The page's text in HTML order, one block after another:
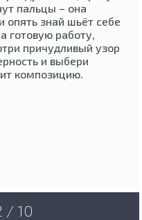
пальцы – она
опять знай шьёт себе
готовую работу,
причудливый узор
и выбери
композицию.
/ 10